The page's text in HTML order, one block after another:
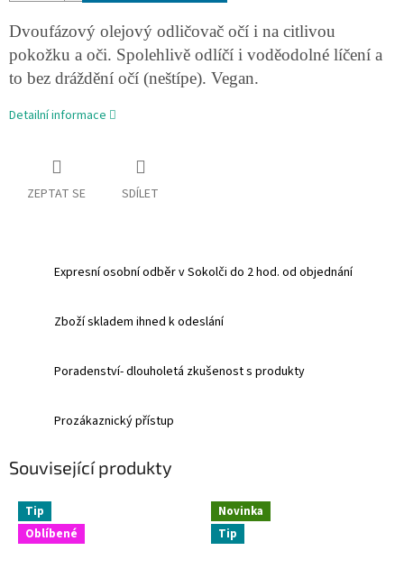
Dvoufázový olejový odličovač očí i na citlivou
pokožku a oči. Spolehlivě odlíčí i voděodolné líčení a
to bez dráždění očí (neštípe). Vegan.
Detailní informace
ZEPTAT SE SDÍLET
Expresní osobní odběr v Sokolči do 2 hod. od objednání
Zboží skladem ihned k odeslání
Poradenství- dlouholetá zkušenost s produkty
Prozákaznický přístup
Související produkty
Tip
Oblíbené
Novinka
Tip